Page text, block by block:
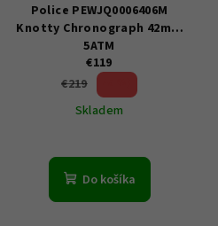
Police PEWJQ0006406M
Knotty Chronograph 42mm
5ATM
€119
€219
Skladem
Do košíka